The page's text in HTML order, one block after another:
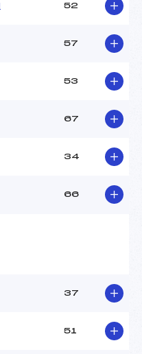
52
57
53
67
34
66
37
51